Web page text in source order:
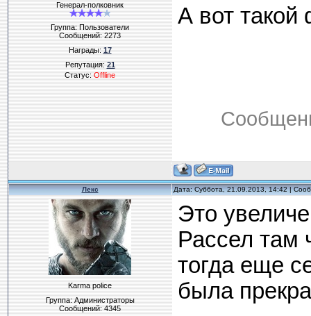
Генерал-полковник
Группа: Пользователи
Сообщений:2273
Награды:17
Репутация:21
Статус:Offline
А вот такой
Лекс Дата: Суббота, 21.09.2013, 14:42 |
Karma police
Группа: Администраторы
Сообщений:4345
Это
Рассел там
тогда еще
была